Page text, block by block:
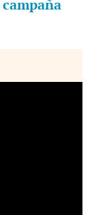
campaña